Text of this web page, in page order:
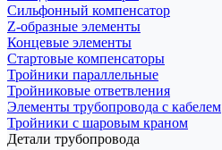
Cильфонный компенсатор
Z-образные элементы
Концевые элементы
Стартовые компенсаторы
Тройники параллельные
Тройниковые ответвления
Элементы трубопровода с кабелем
Тройники с шаровым краном
Детали трубопровода